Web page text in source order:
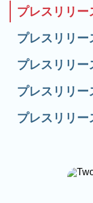
プレスリリー
プレスリリー
プレスリリー
プレスリリー
プレスリリー